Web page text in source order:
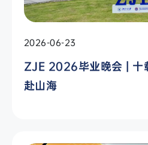
2026-06-23
ZJE 2026毕业晚会 | 十
赴山海